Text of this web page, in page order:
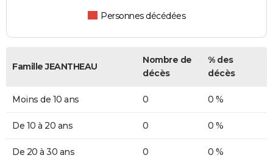
Personnes décédées
Famille JEANTHEAU
Nombre de
décès
% des
décès
Moins de 10 ans 0 0 %
De 10 à 20 ans 0 0 %
De 20 à 30 ans 0 0 %